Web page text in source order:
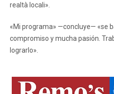
realtà locali».
«Mi programa» —concluye— «se
compromiso y mucha pasión.
lograrlo».